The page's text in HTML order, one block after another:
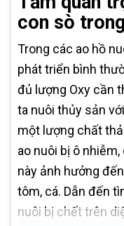
con sò
Trong các ao hồ
phát triển bình
đủ lượng Oxy cần
ta nuôi thủy sản
một lượng chất
ao nuôi bị ô
này ảnh hưởng
tôm, cá. Dẫn đến
nuôi bị chết trên